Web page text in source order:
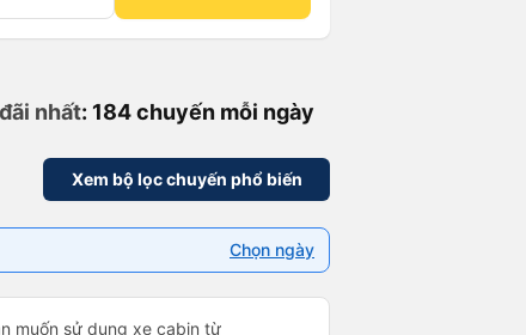
nhất: 184 chuyến mỗi ngày
Xem bộ lọc chuyến phổ biến
Chọn ngày
muốn sử dụng xe cabin từ